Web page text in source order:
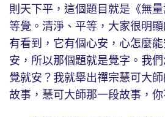
則天下平，這個題目就是《無
等覺。清淨、平等，大家很明
有看到，它有個心安，心怎麼
安，所以那個題就是覺字。我
覺就安？我就舉出禪宗慧可大
故事，慧可大師那一段故事，